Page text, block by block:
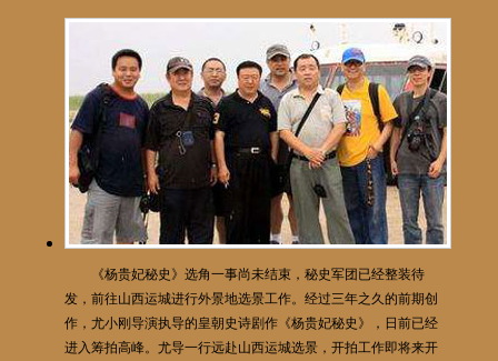
《杨贵妃秘史》选角一事尚未结束，秘史军团已经整装待
发，前往山西运城进行外景地选景工作。经过三年之久的前期创
作，尤小刚导演执导的皇朝史诗剧作《杨贵妃秘史》，日前已经
进入筹拍高峰。尤导一行远赴山西运城选景，开拍工作即将来开